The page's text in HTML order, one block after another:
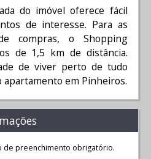
do imóvel oferece fácil
de interesse. Para as
compras, o Shopping
de 1,5 km de distância.
de viver perto de tudo
apartamento em Pinheiros.
de preenchimento obrigatório.